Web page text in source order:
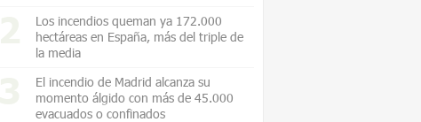
Los incendios queman ya 172.000
hectáreas en España, más del triple de
la media
El incendio de Madrid alcanza su
momento álgido con más de 45.000
evacuados o confinados